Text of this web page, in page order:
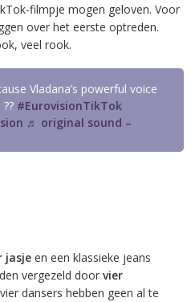
filmpje mogen geloven. Voor
over het eerste optreden.
veel rook.
Vladana’s powerful voice
#EurovisionTikTok
♬ original sound –
jasjeen een klassieke jeans
vergezeld door vier
dansers hebben geen al te